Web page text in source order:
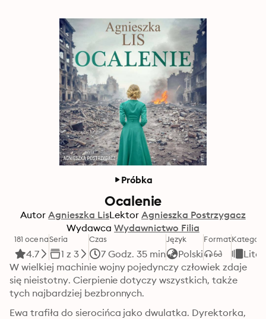
Próbka
Ocalenie
Autor Agnieszka LisLektor Agnieszka Postrzygacz
Wydawca Wydawnictwo Filia
181 ocena
4.7
Seria
1 z 3
Czas
7 Godz. 35 min
Język
Polski
Format
W wielkiej machinie wojny pojedynczy człowiek zdaje
się nieistotny. Cierpienie dotyczy wszystkich, także
tych najbardziej bezbronnych.
Ewa trafiła do sierocińca jako dwulatka. Dyrektorka,